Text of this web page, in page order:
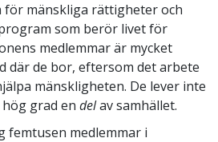
mänskliga rättigheter och
som berör livet för
medlemmar är mycket
där de bor, eftersom det arbete
mänskligheten. De lever inte
grad en delav samhället.
femtusen medlemmar i